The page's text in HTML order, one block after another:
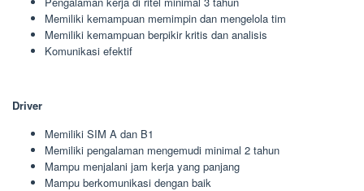
Memiliki kemampuan memimpin dan mengelola tim
Memiliki kemampuan berpikir kritis dan analisis
Komunikasi efektif
Driver
Memiliki SIM A dan B1
Memiliki pengalaman mengemudi minimal 2 tahun
Mampu menjalani jam kerja yang panjang
Mampu berkomunikasi dengan baik